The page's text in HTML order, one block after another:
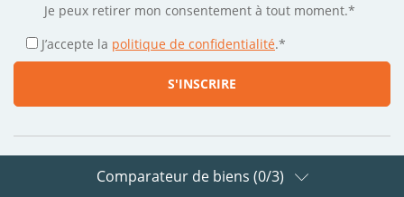
Je peux retirer mon consentement à tout moment.*
J’accepte la politique de confidentialité.*
Suivez-nous sur les réseaux
Comparateur de biens (0/3)